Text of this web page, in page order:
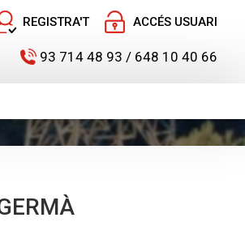
REGISTRA'T ACCÉS USUARI
93 714 48 93 / 648 10 40 66